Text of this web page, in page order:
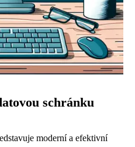
schránku
moderní a efektivní